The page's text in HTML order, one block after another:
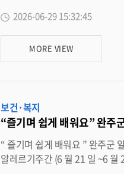
한 희망으로 전달되기를 바란다 ” 고 전했다 . 김 대표는 중앙종묘농약사를 운영하며 건강한 농산물 생산을 지원하고 있으며 , 삼례읍 로터
리클럽회장과 주민자치위원 등을 맡아 지역 발전에 앞장서고 있다 .
표에게 깊은 존경과 감사를 표한다 ” 며 , “ 기탁해 주신 소중한 물품과 따뜻한 마음은 어려운 이웃들에게 빈틈없이 잘 전달하겠다 ” 고 밝혔
다 . 오상영 지역사회보장협의체 공동위원장은 “ 경기가 어려워 한냇물 나눔가게 운영에 어려움이 많았는데 이번 후원이 큰 도움이 됐다 ”
며 “ 앞으로도 어려운 이웃을 위한 후원에 많은 분들이 함께 동참할 수 있도록 지역사회 나눔에 앞장서겠다 ” 고 전했다 . 한편 , 한냇물 나눔
2026-06-29 15:32:45
MORE VIEW
보건·복지
“즐기며 쉽게 배워요” 완주
“ 즐기며 쉽게 배워요 ” 완주군 알레르기 홍보관 눈길 질환 예방관리부터 검사 · 전문 상담까지 체험형 캠페인 호응 완주군이 2026 년 세계
알레르기주간 (6 월 21 일 ~6 월 27 일 ) 을 맞아 지난 24 일 완주군청 대회의실에서 지역 주민 250 여 명이 참여한 ‘ 세계알레르기주간 주민